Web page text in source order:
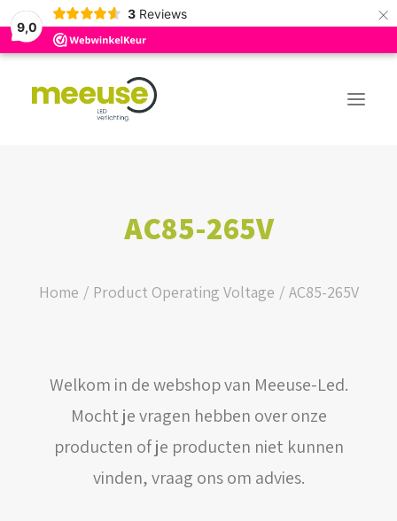
9,0
3 Reviews ×
BUDGET ASSORTIMENT
WEBSHOP
LOGIN / REGISTER
WINKELWAGEN
AC85-265V
Home Product Operating Voltage AC85-265V
Welkom in de webshop van Meeuse-Led.
Mocht je vragen hebben over onze
producten of je producten niet kunnen
vinden, vraag ons om advies.